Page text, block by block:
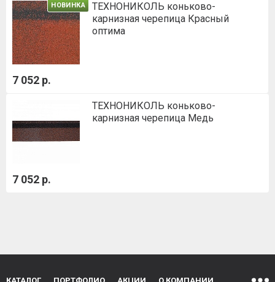
НОВИНКА
ТЕХНОНИКОЛЬ коньково-
карнизная черепица Красный
оптима
7 052 р.
ТЕХНОНИКОЛЬ коньково-
карнизная черепица Медь
7 052 р.